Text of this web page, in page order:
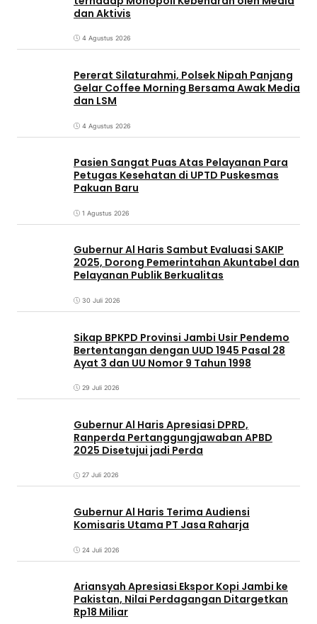
dan Aktivis
4 Agustus 2026
Pererat Silaturahmi, Polsek Nipah Panjang
Gelar Coffee Morning Bersama Awak Media
dan LSM
4 Agustus 2026
Pasien Sangat Puas Atas Pelayanan Para
Petugas Kesehatan di UPTD Puskesmas
Pakuan Baru
1 Agustus 2026
Gubernur Al Haris Sambut Evaluasi SAKIP
2025, Dorong Pemerintahan Akuntabel dan
Pelayanan Publik Berkualitas
30 Juli 2026
Sikap BPKPD Provinsi Jambi Usir Pendemo
Bertentangan dengan UUD 1945 Pasal 28
Ayat 3 dan UU Nomor 9 Tahun 1998
29 Juli 2026
Gubernur Al Haris Apresiasi DPRD,
Ranperda Pertanggungjawaban APBD
2025 Disetujui jadi Perda
27 Juli 2026
Gubernur Al Haris Terima Audiensi
Komisaris Utama PT Jasa Raharja
24 Juli 2026
Ariansyah Apresiasi Ekspor Kopi Jambi ke
Pakistan, Nilai Perdagangan Ditargetkan
Rp18 Miliar